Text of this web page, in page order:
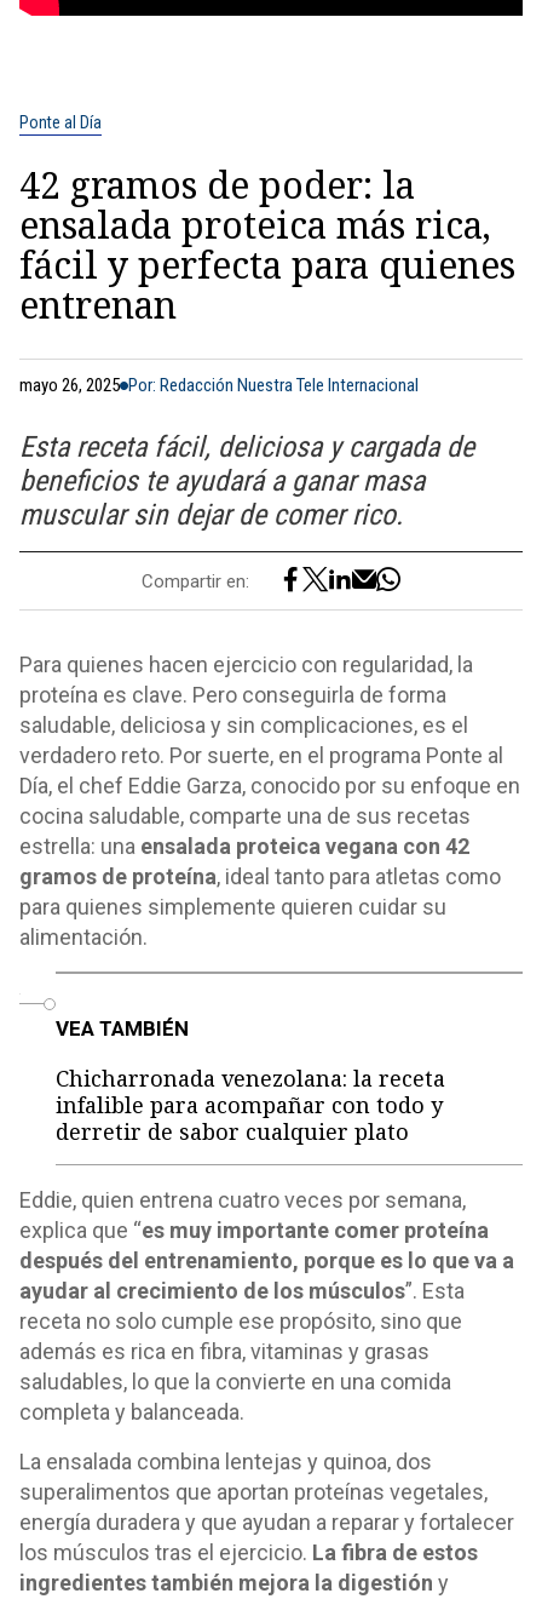
Ponte al Día
42 gramos de poder: la
ensalada proteica más rica,
fácil y perfecta para quienes
entrenan
mayo 26, 2025 Por: Redacción Nuestra Tele Internacional
Esta receta fácil, deliciosa y cargada de
beneficios te ayudará a ganar masa
muscular sin dejar de comer rico.
Compartir en:
Para quienes hacen ejercicio con regularidad, la
proteína es clave. Pero conseguirla de forma
saludable, deliciosa y sin complicaciones, es el
verdadero reto. Por suerte, en el programa Ponte al
Día, el chef Eddie Garza, conocido por su enfoque en
cocina saludable, comparte una de sus recetas
estrella: una ensalada proteica vegana con 42
gramos de proteína, ideal tanto para atletas como
para quienes simplemente quieren cuidar su
alimentación.
VEA TAMBIÉN
Chicharronada venezolana: la receta
infalible para acompañar con todo y
derretir de sabor cualquier plato
Eddie, quien entrena cuatro veces por semana,
explica que “es muy importante comer proteína
después del entrenamiento, porque es lo que va a
ayudar al crecimiento de los músculos”. Esta
receta no solo cumple ese propósito, sino que
además es rica en fibra, vitaminas y grasas
saludables, lo que la convierte en una comida
completa y balanceada.
La ensalada combina lentejas y quinoa, dos
superalimentos que aportan proteínas vegetales,
energía duradera y que ayudan a reparar y fortalecer
los músculos tras el ejercicio. La fibra de estos
ingredientes también mejora la digestión y